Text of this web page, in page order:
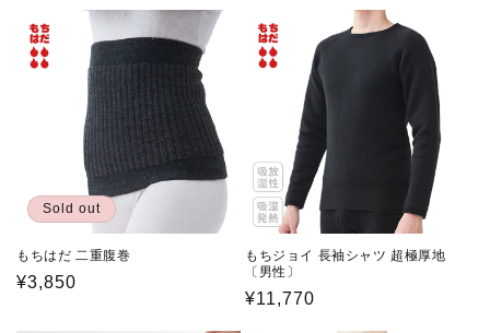
格
価
格
Sold out
もちはだ 二重腹巻
通
¥3,850
もちジョイ 長袖シャツ 超極厚地
〔男性〕
通
¥11,770